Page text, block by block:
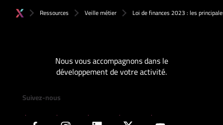
Ressources Veille métier Loi de finances 2023 : les
Nous vous accompagnons dans le
développement de votre activité.
Suivez-nous